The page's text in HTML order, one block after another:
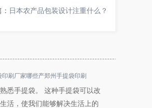
日本农产品包装设计注重什么？
印刷厂家哪些产郑州手提袋印刷
悉手提袋。 这种手提袋可以改
活，使我们能够解决生活上的